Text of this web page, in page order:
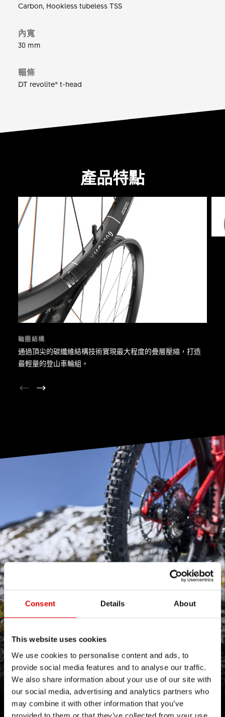
Consent Details About
This website uses cookies
We use cookies to personalise content and ads, to
provide social media features and to analyse our traffic.
We also share information about your use of our site with
our social media, advertising and analytics partners who
may combine it with other information that you’ve
provided to them or that they’ve collected from your use
Carbon, Hookless tubeless TSS
內寬
30 mm
輻條
DT revolite® t-head
產品特點
輪圈結構
通過頂尖的碳纖維結構技術實現最大程度的疊層壓縮，打造
最輕量的登山車輪組。
BREAK THE MOLD!
全新 1200 系列
點擊了解